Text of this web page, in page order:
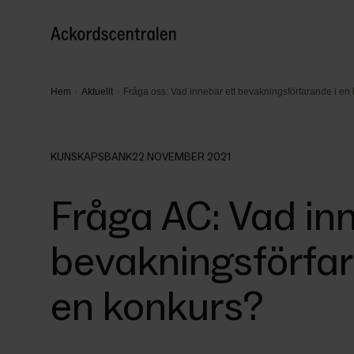
Hem Aktuellt Fråga oss: Vad innebär ett bevakningsförfarande i en
KUNSKAPSBANK22 NOVEMBER 2021
Fråga AC: Vad
en konkurs?